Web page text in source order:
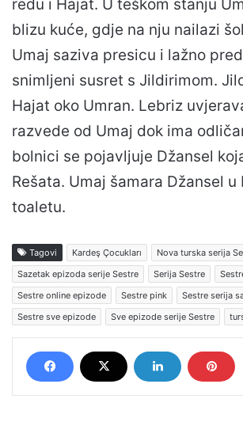
redu i Hajat. U teškom stanju
blizu kuće, gdje na nju nailazi
Umaj saziva presicu i lažno
snimljeni susret s Jildirimom.
Hajat oko Umran. Lebriz
razvede od Umaj dok ima
bolnici se pojavljuje Džansel
Rešata. Umaj šamara Džansel u
toaletu.
Tagovi Kardeş Çocukları
Nova turska serija
Sazetak epizoda serije Sestre
Serija Sestre
Sestre online epizode
Sestre pink
Sestre serija
Sestre sve epizode
Sve epizode serije Sestre